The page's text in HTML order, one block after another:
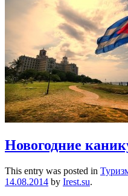
Новогодние
This entry was posted in
14.08.2014 by Irest.su.